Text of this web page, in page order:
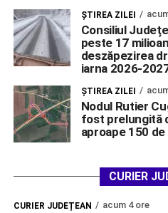
ŞTIREA ZILEI
Consiliul
peste 17
deszăpezirea
iarna 2026-
ŞTIREA ZILEI
Nodul Rutier
fost prelungită
aproape 150
CURIER
CURIER JUDEȚEAN acum 4 ore